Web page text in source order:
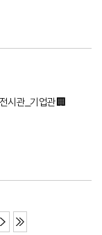
시관_기업관🏢